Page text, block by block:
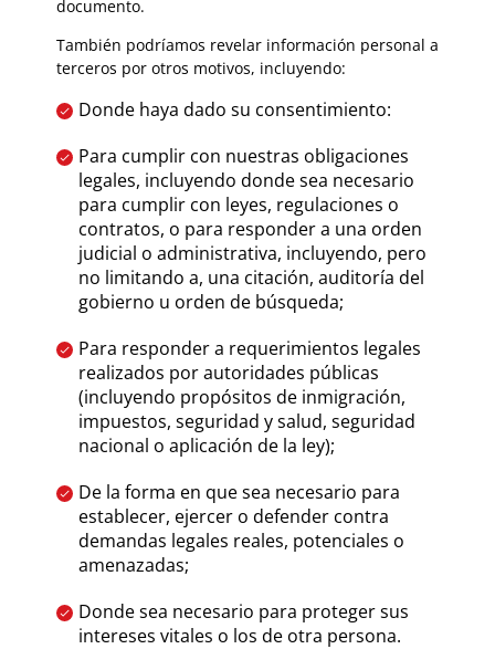
documento.
También podríamos revelar información personal a
terceros por otros motivos, incluyendo:
Donde haya dado su consentimiento:
Para cumplir con nuestras obligaciones
legales, incluyendo donde sea necesario
para cumplir con leyes, regulaciones o
contratos, o para responder a una orden
judicial o administrativa, incluyendo, pero
no limitando a, una citación, auditoría del
gobierno u orden de búsqueda;
Para responder a requerimientos legales
realizados por autoridades públicas
(incluyendo propósitos de inmigración,
impuestos, seguridad y salud, seguridad
nacional o aplicación de la ley);
De la forma en que sea necesario para
establecer, ejercer o defender contra
demandas legales reales, potenciales o
amenazadas;
Donde sea necesario para proteger sus
intereses vitales o los de otra persona.